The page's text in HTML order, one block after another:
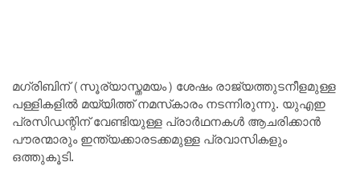
മഗ്‌രിബിന് (സൂര്യാസ്തമയം) ശേഷം രാജ്യത്തുടനീളമുള്ള
പള്ളികളിൽ മയ്യിത്ത് നമസ്‌കാരം നടന്നിരുന്നു. യുഎഇ
പ്രസിഡന്റിന് വേണ്ടിയുള്ള പ്രാർഥനകൾ ആചരിക്കാൻ
പൗരന്മാരും ഇന്ത്യക്കാരടക്കമുള്ള പ്രവാസികളും
ഒത്തുകൂടി.